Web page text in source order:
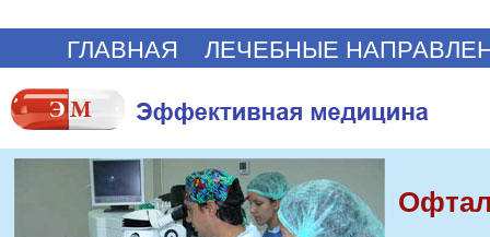
ГЛАВНАЯ ЛЕЧЕБНЫЕ